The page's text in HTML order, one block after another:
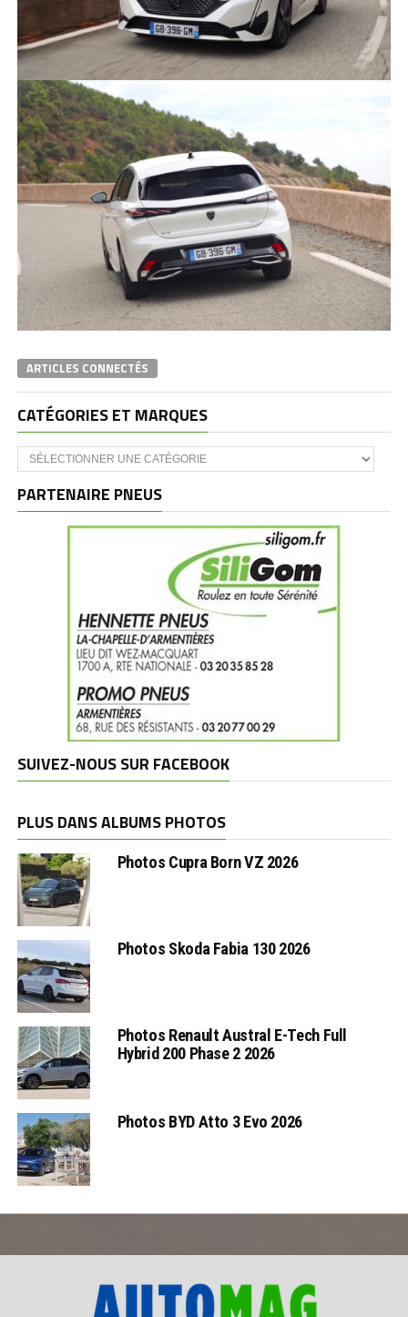
ARTICLES CONNECTÉS
CATÉGORIES ET MARQUES
Catégories
et
PARTENAIRE PNEUS
SUIVEZ-NOUS SUR FACEBOOK
PLUS DANS ALBUMS PHOTOS
Photos Cupra Born VZ 2026
Photos Skoda Fabia 130 2026
Photos Renault Austral E-Tech Full
Hybrid 200 Phase 2 2026
Photos BYD Atto 3 Evo 2026